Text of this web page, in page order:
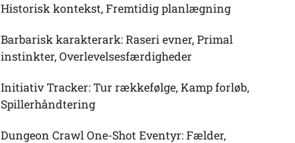
Historisk kontekst, Fremtidig planlægning
Barbarisk karakterark: Raseri evner, Primal
instinkter, Overlevelsesfærdigheder
Initiativ Tracker: Tur rækkefølge, Kamp forløb,
Spillerhåndtering
Dungeon Crawl One-Shot Eventyr: Fælder,